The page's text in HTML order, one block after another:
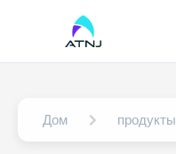
Дом продукты